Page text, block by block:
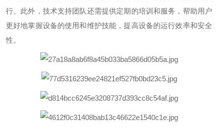
行。此外，技术支持团队还需提供定期的培训和服务，帮助用户
更好地掌握设备的使用和维护技能，提高设备的运行效率和安全
性。